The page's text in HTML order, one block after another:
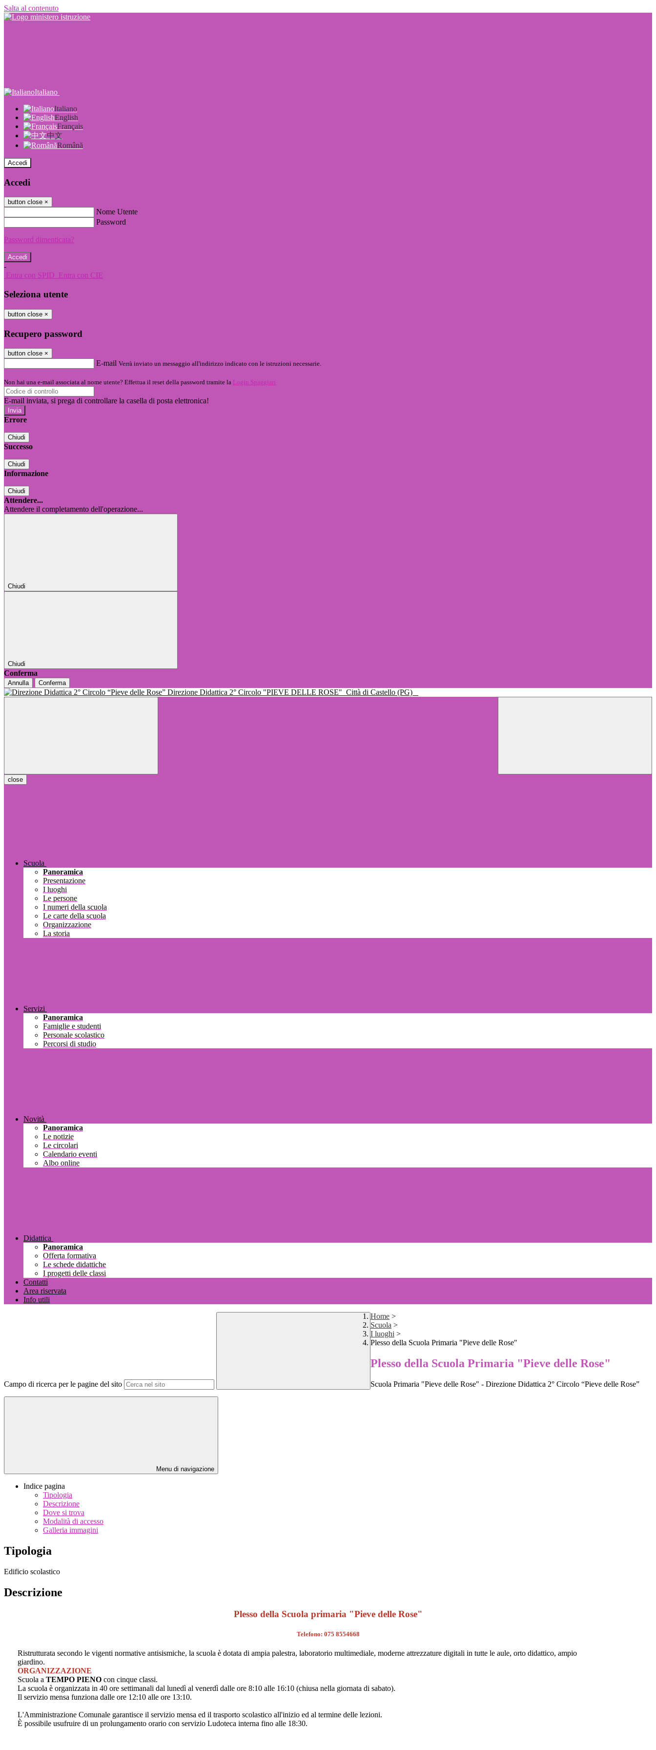
Salta al contenuto
Italiano
Italiano
English
Français
中文
Română
Accedi
Accedi
button close ×
Nome Utente
Password
Password dimenticata?
-
Entra con SPID Entra con CIE
Seleziona utente
button close ×
Recupero password
button close ×
E-mail Verrà inviato un messaggio all'indirizzo indicato con le istruzioni necessarie.
Non hai una e-mail associata al nome utente? Effettua il reset della password tramite la Login Spaggiari
E-mail inviata, si prega di controllare la casella di posta elettronica!
Errore
Chiudi
Successo
Chiudi
Informazione
Chiudi
Attendere...
Attendere il completamento dell'operazione...
Chiudi
Chiudi
Conferma
Annulla Conferma
Direzione Didattica 2° Circolo "PIEVE DELLE ROSE" Città di Castello (PG)
close
Scuola
Panoramica
Presentazione
I luoghi
Le persone
I numeri della scuola
Le carte della scuola
Organizzazione
La storia
Servizi
Panoramica
Famiglie e studenti
Personale scolastico
Percorsi di studio
Novità
Panoramica
Le notizie
Le circolari
Calendario eventi
Albo online
Didattica
Panoramica
Offerta formativa
Le schede didattiche
I progetti delle classi
Contatti
Area riservata
Info utili
Campo di ricerca per le pagine del sito
Home >
Scuola >
I luoghi >
Plesso della Scuola Primaria "Pieve delle Rose"
Plesso della Scuola Primaria "Pieve delle Rose"
Scuola Primaria "Pieve delle Rose" - Direzione Didattica 2° Circolo “Pieve delle Rose”
Menu di navigazione
Indice pagina
Tipologia
Descrizione
Dove si trova
Modalità di accesso
Galleria immagini
Tipologia
Edificio scolastico
Descrizione
Plesso della Scuola primaria "Pieve delle Rose"
Telefono: 075 8554668
Ristrutturata secondo le vigenti normative antisismiche, la scuola è dotata di ampia palestra, laboratorio multimediale, moderne attrezzature digitali in tutte le aule, orto didattico, ampio
giardino.
ORGANIZZAZIONE
Scuola aTEMPO PIENO con cinque classi.
La scuola è organizzata in 40 ore settimanali dal lunedì al venerdì dalle ore 8:10 alle 16:10 (chiusa nella giornata di sabato).
Il servizio mensa funziona dalle ore 12:10 alle ore 13:10.
L'Amministrazione Comunale garantisce il servizio mensa ed il trasporto scolastico all'inizio ed al termine delle lezioni.
È possibile usufruire di un prolungamento orario con servizio Ludoteca interna fino alle 18:30.